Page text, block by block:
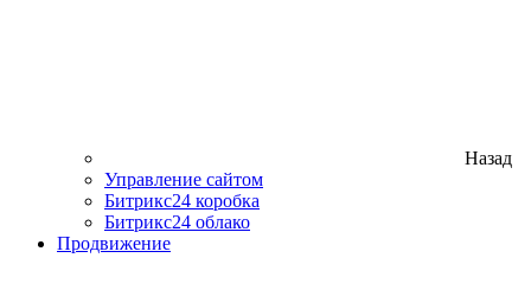
Назад
Управление сайтом
Битрикс24 коробка
Битрикс24 облако
Продвижение